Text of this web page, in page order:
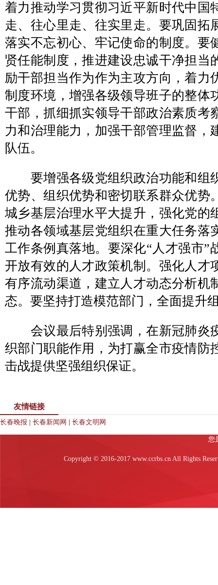
着力推动学习贯彻习近平新时代中国
走、往心里走、往实里走。要巩固拓
落实不忘初心、牢记使命的制度。要
贤任能制度，推进建设忠诚干净担当
励干部担当作为作为主攻方向，着力
制度环境，增强各级领导班子的整体
干部，抓细抓实领导干部政治素质考
力和治理能力，加强干部管理监督，
队伍。
要增强各级党组织政治功能和组
优势、组织优势和密切联系群众优势
城乡基层治理水平大提升，强化党的
推动各领域基层党组织在重大任务落
工作条例真落地。要深化“人才强市”
开放有效的人才政策机制。强化人才
有序流动渠道，建立人才动态分析机
态。要坚持打造模范部门，全面提升
会议最后特别强调，在新冠肺炎
织部门职能作用，为打赢全市疫情防
击战提供坚强组织保证。
友情链接
长春晚报 长春新闻网 长春文明网
Copyright © 2016-2017 www.ccrbs.cn All